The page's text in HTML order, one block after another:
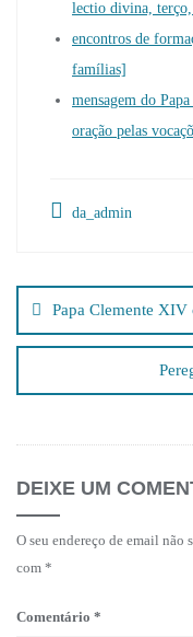
lectio divina,
encontros de
famílias]
mensagem do
oração pelas
da_admin
de
artigos
Papa Clemente XIV
DEIXE UM
O seu endereço de email não
com *
Comentário *